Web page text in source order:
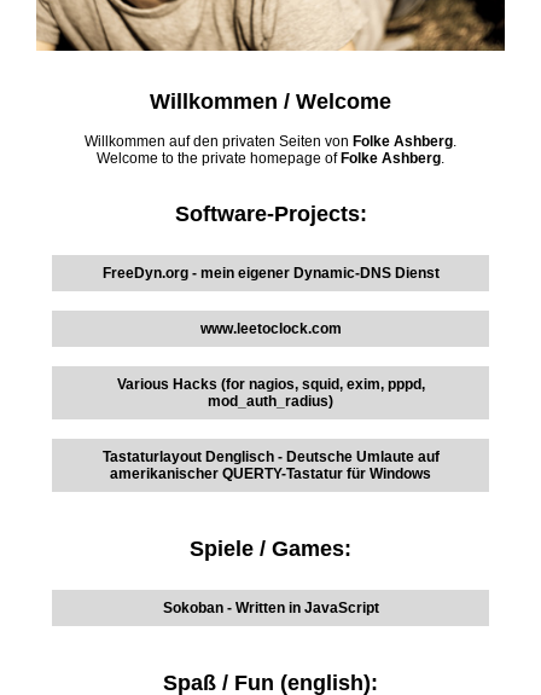
Willkommen / Welcome
Willkommen auf den privaten Seiten von Folke Ashberg.
Welcome to the private homepage of Folke Ashberg.
Software-Projects:
FreeDyn.org - mein eigener Dynamic-DNS Dienst
www.leetoclock.com
Various Hacks (for nagios, squid, exim, pppd,
mod_auth_radius)
Tastaturlayout Denglisch - Deutsche Umlaute auf
amerikanischer QUERTY-Tastatur für Windows
Spiele / Games:
Sokoban - Written in JavaScript
Spaß / Fun (english):